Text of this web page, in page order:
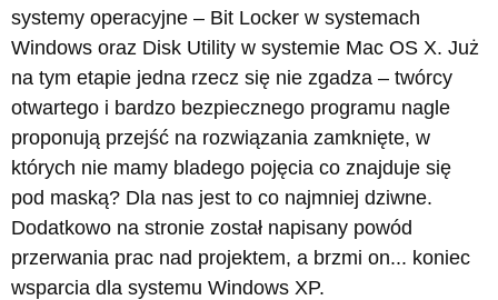
systemy operacyjne – Bit Locker w systemach
Windows oraz Disk Utility w systemie Mac OS X. Już
na tym etapie jedna rzecz się nie zgadza – twórcy
otwartego i bardzo bezpiecznego programu nagle
proponują przejść na rozwiązania zamknięte, w
których nie mamy bladego pojęcia co znajduje się
pod maską? Dla nas jest to co najmniej dziwne.
Dodatkowo na stronie został napisany powód
przerwania prac nad projektem, a brzmi on... koniec
wsparcia dla systemu Windows XP.